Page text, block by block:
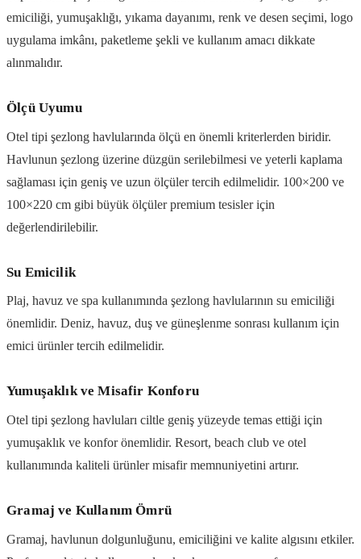
emiciliği, yumuşaklığı, yıkama dayanımı, renk ve desen seçimi, logo
uygulama imkânı, paketleme şekli ve kullanım amacı dikkate
alınmalıdır.
Ölçü Uyumu
Otel tipi şezlong havlularında ölçü en önemli kriterlerden biridir.
Havlunun şezlong üzerine düzgün serilebilmesi ve yeterli kaplama
sağlaması için geniş ve uzun ölçüler tercih edilmelidir. 100×200 ve
100×220 cm gibi büyük ölçüler premium tesisler için
değerlendirilebilir.
Su Emicilik
Plaj, havuz ve spa kullanımında şezlong havlularının su emiciliği
önemlidir. Deniz, havuz, duş ve güneşlenme sonrası kullanım için
emici ürünler tercih edilmelidir.
Yumuşaklık ve Misafir Konforu
Otel tipi şezlong havluları ciltle geniş yüzeyde temas ettiği için
yumuşaklık ve konfor önemlidir. Resort, beach club ve otel
kullanımında kaliteli ürünler misafir memnuniyetini artırır.
Gramaj ve Kullanım Ömrü
Gramaj, havlunun dolgunluğunu, emiciliğini ve kalite algısını etkiler.